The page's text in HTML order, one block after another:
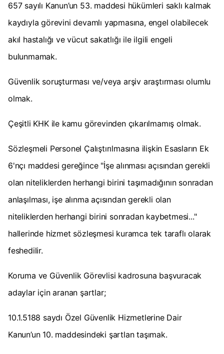
657 sayılı Kanun’un 53. maddesi hükümleri saklı kalmak
kaydıyla görevini devamlı yapmasına, engel olabilecek
akıl hastalığı ve vücut sakatlığı ile ilgili engeli
bulunmamak.
Güvenlik soruşturması ve/veya arşiv araştırması olumlu
olmak.
Çeşitli KHK ile kamu görevinden çıkarılmamış olmak.
Sözleşmeli Personel Çalıştırılmasına ilişkin Esasların Ek
6'nçı maddesi gereğince "İşe alınması açısından gerekli
olan niteliklerden herhangi birini taşımadığının sonradan
anlaşılması, işe alınma açısından gerekli olan
niteliklerden herhangi birini sonradan kaybetmesi..."
hallerinde hizmet sözleşmesi kuramca tek taraflı olarak
feshedilir.
Koruma ve Güvenlik Görevlisi kadrosuna başvuracak
adaylar için aranan şartlar;
10.1.5188 saydı Özel Güvenlik Hizmetlerine Dair
Kanun’un 10. maddesindeki şartlan taşımak.